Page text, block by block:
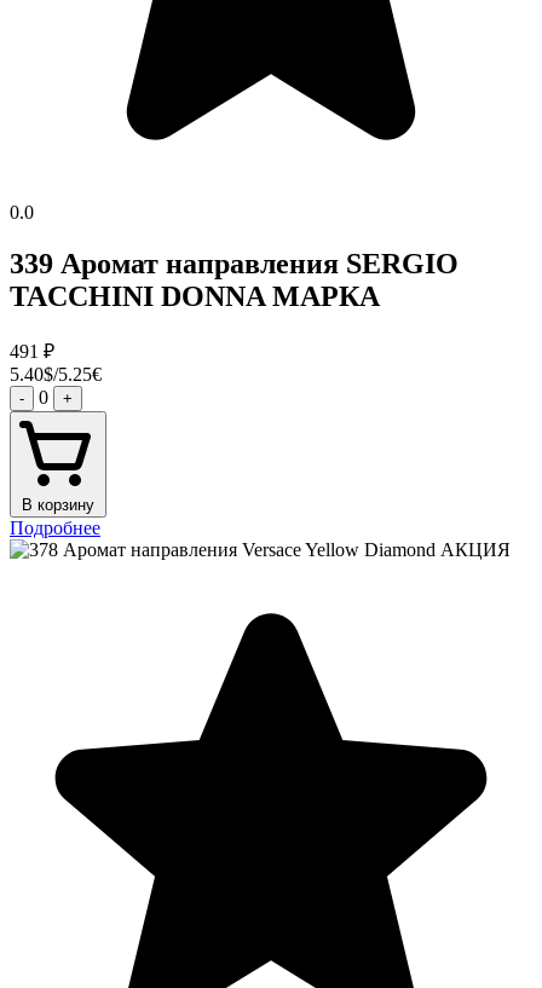
0.0
339 Аромат направления SERGIO
TACCHINI DONNA МАРКА
491 ₽
5.40$/5.25€
- 0 +
В корзину
Подробнее